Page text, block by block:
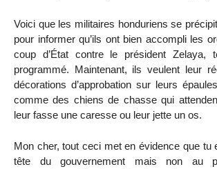
Voici que les militaires honduriens se
pour informer qu’ils ont bien accompli les
coup d’État contre le président Zelaya,
programmé. Maintenant, ils veulent leur
décorations d’approbation sur leurs
comme des chiens de chasse qui
leur fasse une caresse ou leur jette un os.
Mon cher, tout ceci met en évidence que tu
tête du gouvernement mais non au